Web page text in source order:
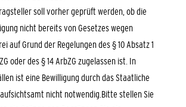
soll vorher geprüft werden, ob die
nicht bereits von Gesetzes wegen
auf Grund der Regelungen des § 10 Absatz1
oder des § 14 ArbZG zugelassen ist. In
ist eine Bewilligung durch das Staatliche
nicht notwendig.Bitte stellen Sie